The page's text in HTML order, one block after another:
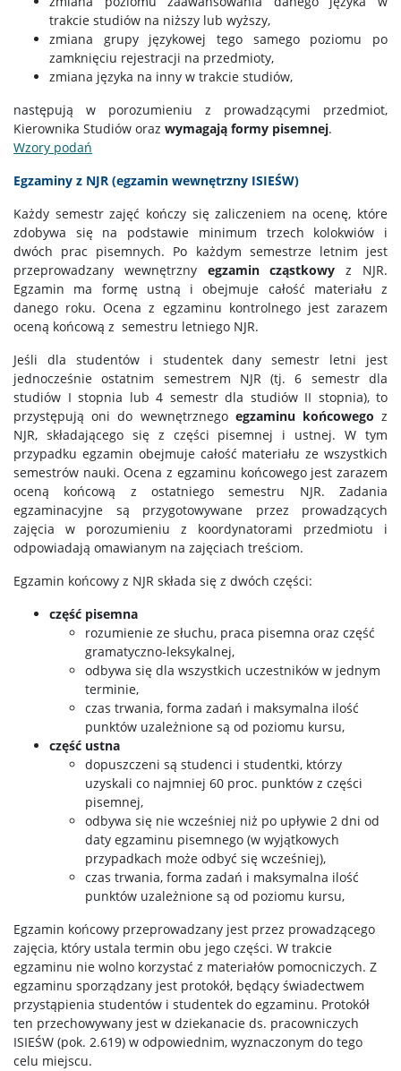
trakcie studiów na niższy lub wyższy,
zmiana grupy językowej tego samego poziomu po
zamknięciu rejestracji na przedmioty,
zmiana języka na inny w trakcie studiów,
następują w porozumieniu z prowadzącymi przedmiot,
Kierownika Studiów oraz wymagają formy pisemnej.
Wzory podań
Egzaminy z NJR (egzamin wewnętrzny ISIEŚW)
Każdy semestr zajęć kończy się zaliczeniem na ocenę, które
zdobywa się na podstawie minimum trzech kolokwiów i
dwóch prac pisemnych. Po każdym semestrze letnim jest
przeprowadzany wewnętrzny egzamin cząstkowy z NJR.
Egzamin ma formę ustną i obejmuje całość materiału z
danego roku. Ocena z egzaminu kontrolnego jest zarazem
oceną końcową z semestru letniego NJR.
Jeśli dla studentów i studentek dany semestr letni jest
jednocześnie ostatnim semestrem NJR (tj. 6 semestr dla
studiów I stopnia lub 4 semestr dla studiów II stopnia), to
przystępują oni do wewnętrznego egzaminu końcowego z
NJR, składającego się z części pisemnej i ustnej. W tym
przypadku egzamin obejmuje całość materiału ze wszystkich
semestrów nauki. Ocena z egzaminu końcowego jest zarazem
oceną końcową z ostatniego semestru NJR. Zadania
egzaminacyjne są przygotowywane przez prowadzących
zajęcia w porozumieniu z koordynatorami przedmiotu i
odpowiadają omawianym na zajęciach treściom.
Egzamin końcowy z NJR składa się z dwóch części:
część pisemna
rozumienie ze słuchu, praca pisemna oraz część
gramatyczno-leksykalnej,
odbywa się dla wszystkich uczestników w jednym
terminie,
czas trwania, forma zadań i maksymalna ilość
punktów uzależnione są od poziomu kursu,
część ustna
dopuszczeni są studenci i studentki, którzy
uzyskali co najmniej 60 proc. punktów z części
pisemnej,
odbywa się nie wcześniej niż po upływie 2 dni od
daty egzaminu pisemnego (w wyjątkowych
przypadkach może odbyć się wcześniej),
czas trwania, forma zadań i maksymalna ilość
punktów uzależnione są od poziomu kursu,
Egzamin końcowy przeprowadzany jest przez prowadzącego
zajęcia, który ustala termin obu jego części. W trakcie
egzaminu nie wolno korzystać z materiałów pomocniczych. Z
egzaminu sporządzany jest protokół, będący świadectwem
przystąpienia studentów i studentek do egzaminu. Protokół
ten przechowywany jest w dziekanacie ds. pracowniczych
ISIEŚW (pok. 2.619) w odpowiednim, wyznaczonym do tego
celu miejscu.